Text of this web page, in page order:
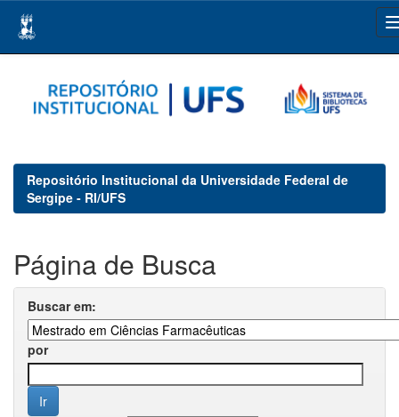
navigation
Repositório Institucional da Universidade Federal de
Sergipe - RI/UFS
Página de Busca
Buscar em:
por